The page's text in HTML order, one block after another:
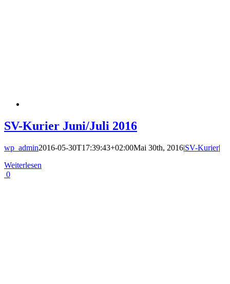
SV-Kurier Juni/Juli 2016
wp_admin2016-05-30T17:39:43+02:00Mai 30th, 2016|SV-Kurier|
Weiterlesen
0